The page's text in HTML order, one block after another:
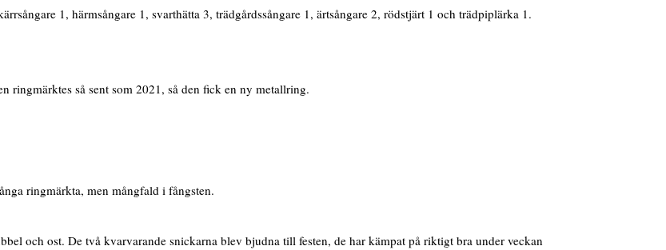
1, härmsångare 1, svarthätta 3, trädgårdssångare 1, ärtsångare 2, rödstjärt 1 och trädpiplärka 1.
ringmärktes så sent som 2021, så den fick en ny metallring.
ringmärkta, men mångfald i fångsten.
och ost. De två kvarvarande snickarna blev bjudna till festen, de har kämpat på riktigt bra under veckan